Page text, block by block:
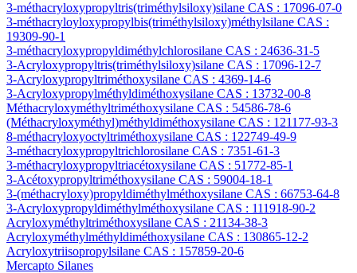
3-méthacryloxypropyltris(triméthylsiloxy)silane CAS : 17096-07-0
3-méthacryloyloxypropylbis(triméthylsiloxy)méthylsilane CAS :
19309-90-1
3-méthacryloxypropyldiméthylchlorosilane CAS : 24636-31-5
3-Acryloxypropyltris(triméthylsiloxy)silane CAS : 17096-12-7
3-Acryloxypropyltriméthoxysilane CAS : 4369-14-6
3-Acryloxypropylméthyldiméthoxysilane CAS : 13732-00-8
Méthacryloxyméthyltriméthoxysilane CAS : 54586-78-6
(Méthacryloxyméthyl)méthyldiméthoxysilane CAS : 121177-93-3
8-méthacryloxyoctyltriméthoxysilane CAS : 122749-49-9
3-méthacryloxypropyltrichlorosilane CAS : 7351-61-3
3-méthacryloxypropyltriacétoxysilane CAS : 51772-85-1
3-Acétoxypropyltriméthoxysilane CAS : 59004-18-1
3-(méthacryloxy)propyldiméthylméthoxysilane CAS : 66753-64-8
3-Acryloxypropyldiméthylméthoxysilane CAS : 111918-90-2
Acryloxyméthyltriméthoxysilane CAS : 21134-38-3
Acryloxyméthylméthyldiméthoxysilane CAS : 130865-12-2
Acryloxytriisopropylsilane CAS : 157859-20-6
Mercapto Silanes